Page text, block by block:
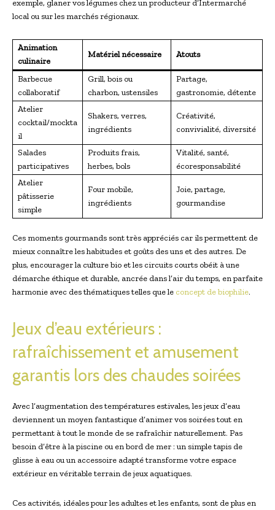
exemple, glaner vos légumes chez un producteur d’Intermarché
local ou sur les marchés régionaux.
Animation
culinaire
Matériel nécessaire Atouts
Barbecue
collaboratif
Grill, bois ou
charbon, ustensiles
Partage,
gastronomie, détente
Atelier
cocktail/mockta
il
Shakers, verres,
ingrédients
Créativité,
convivialité, diversité
Salades
participatives
Produits frais,
herbes, bols
Vitalité, santé,
écoresponsabilité
Atelier
pâtisserie
simple
Four mobile,
ingrédients
Joie, partage,
gourmandise
Ces moments gourmands sont très appréciés car ils permettent de
mieux connaître les habitudes et goûts des uns et des autres. De
plus, encourager la culture bio et les circuits courts obéit à une
démarche éthique et durable, ancrée dans l’air du temps, en parfaite
harmonie avec des thématiques telles que le concept de biophilie.
Jeux d’eau extérieurs :
rafraîchissement et amusement
garantis lors des chaudes soirées
Avec l’augmentation des températures estivales, les jeux d’eau
deviennent un moyen fantastique d’animer vos soirées tout en
permettant à tout le monde de se rafraîchir naturellement. Pas
besoin d’être à la piscine ou en bord de mer : un simple tapis de
glisse à eau ou un accessoire adapté transforme votre espace
extérieur en véritable terrain de jeux aquatiques.
Ces activités, idéales pour les adultes et les enfants, sont de plus en